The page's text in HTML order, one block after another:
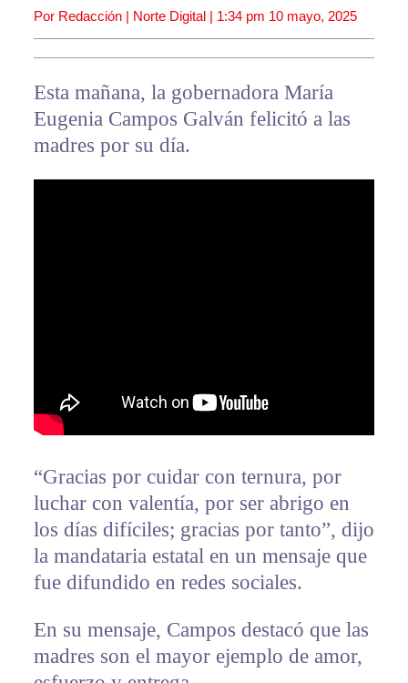
Por Redacción | Norte Digital | 1:34 pm 10 mayo, 2025
Esta mañana, la gobernadora María
Eugenia Campos Galván felicitó a las
madres por su día.
“Gracias por cuidar con ternura, por
luchar con valentía, por ser abrigo en
los días difíciles; gracias por tanto”, dijo
la mandataria estatal en un mensaje que
fue difundido en redes sociales.
En su mensaje, Campos destacó que las
madres son el mayor ejemplo de amor,